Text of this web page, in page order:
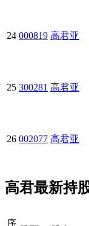
24 000819 高君亚
25 300281 高君亚
26 002077 高君亚
高君最新持
序